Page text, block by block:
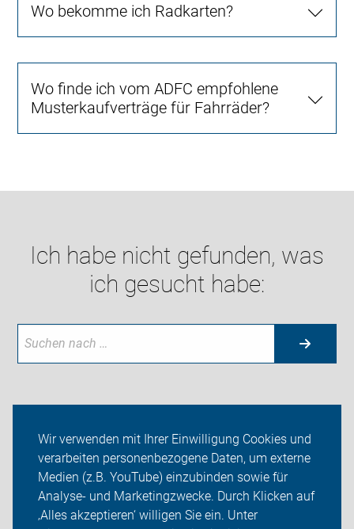
Wir verwenden mit Ihrer Einwilligung Cookies und
verarbeiten personenbezogene Daten, um externe
Medien (z.B. YouTube) einzubinden sowie für
Analyse- und Marketingzwecke. Durch Klicken auf
‚Alles akzeptieren‘ willigen Sie ein. Unter
Wo bekomme ich Radkarten?
Wo finde ich vom ADFC empfohlene
Musterkaufverträge für Fahrräder?
Ich habe nicht gefunden, was
ich gesucht habe:
ADFC Erlangen
Sei dabei